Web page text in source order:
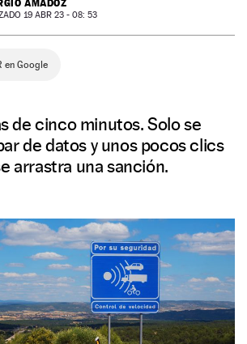
AMADOZ
19 ABR 23 - 08: 53
en Google
de cinco minutos. Solo se
de datos y unos pocos clics
arrastra una sanción.